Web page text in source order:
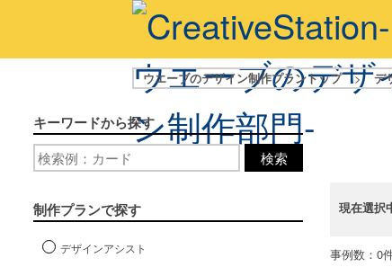
ウエーブのデザイン制作プラントップ > デ
現在選択
キーワードから探す
検索
制作プランで探す
デザインアシスト 事例数：0